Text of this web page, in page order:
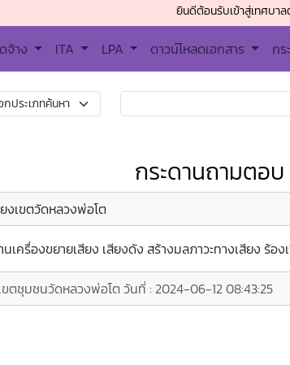
ยินดีต้อนรับเข้าสู่เทศบาลตำบลบา
จ้าง ITA LPA ดาวน์โหลดเอกสาร กร
กระดานถามตอบ
งเขตวัดหลวงพ่อโต
เครื่องขยายเสียง เสียงดัง สร้างมลภาวะทางเสียง ร้อ
ขตชุมชนวัดหลวงพ่อโต วันที่ : 2024-06-12 08:43:25